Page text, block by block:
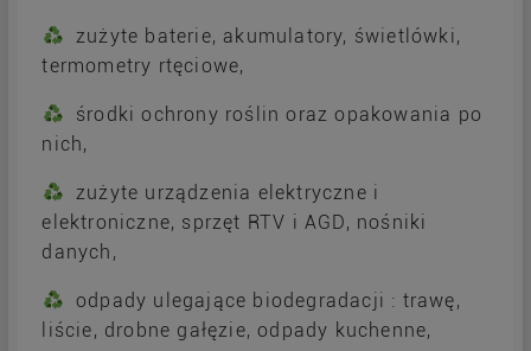
zużyte baterie, akumulatory, świetlówki,
termometry rtęciowe,
środki ochrony roślin oraz opakowania po
nich,
zużyte urządzenia elektryczne i
elektroniczne, sprzęt RTV i AGD, nośniki
danych,
odpady ulegające biodegradacji : trawę,
liście, drobne gałęzie, odpady kuchenne,